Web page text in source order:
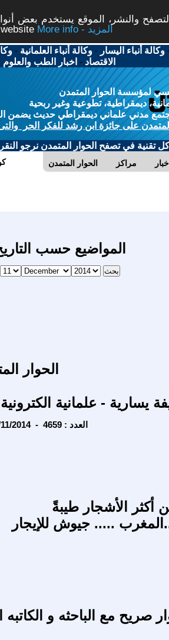
والنشر، الموقع يستخدم بعض
More info - المزيد
وكالة أنباء اليسار -وكالة أنباء العلمانية -
الاقتصاد - اخبار الطب والعلوم
لمؤسسة الحوار المتمدن
ديمقراطية، تطوعية وغير ربحية
مدني علماني ديمقراطي حديث يضمن
على جائزة ابن رشد للفكر الحر والتى
تقنية في تصفح الحوار المتمدن نرجو
الحوار المتمدن مراكز
المواضيع حسب
الحوار
يسارية - علمانية
Thursday - 12/11/2014 - العدد : 4659
أكثر الأشجار طيبةً
..... جيوش للإيجار
صريح مع الباحثه و الكاتبه